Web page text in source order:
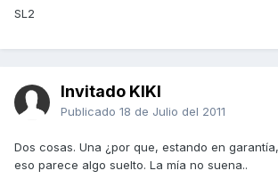
SL2
Invitado KIKI
Publicado 18 de Julio del 2011
Dos cosas. Una ¿por que, estando en
eso parece algo suelto. La mía no suena..